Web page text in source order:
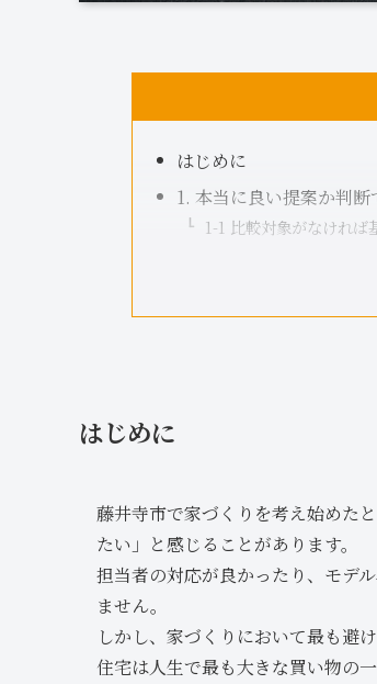
はじめに
1. 本当に良い提案か判断
1-1 比較対象がなければ
はじめに
藤井寺市で家づくりを考え始めた
たい」と感じることがあります。
担当者の対応が良かったり、モデ
ません。
しかし、家づくりにおいて最も避
住宅は人生で最も大きな買い物の